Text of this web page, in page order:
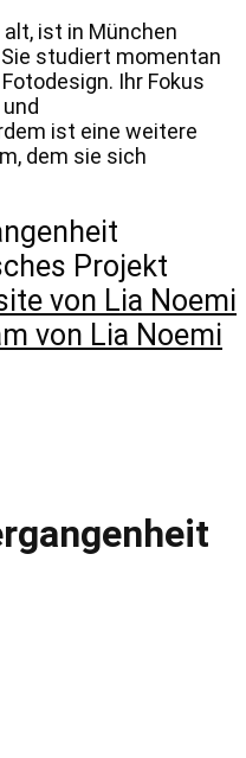
alt, ist in München
studiert momentan
Ihr Fokus
ist eine weitere
dem sie sich
Projekt
von Lia Noemi
von Lia Noemi